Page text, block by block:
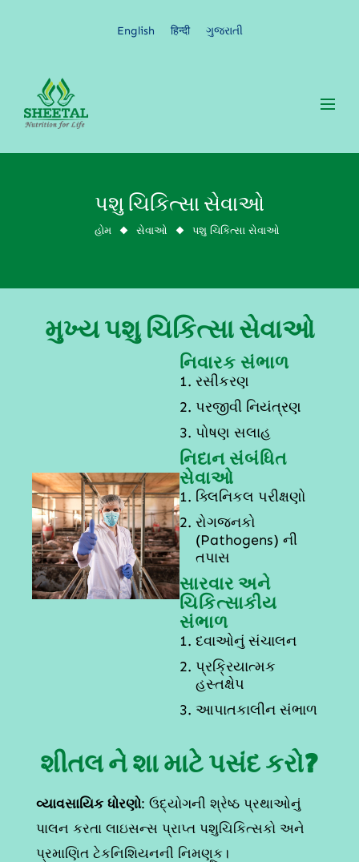
English हिन्दी ગુજરાતી
પશુ ચિકિત્સા સેવાઓ
સેવાઓ પશુ ચિકિત્સા સેવાઓ
મુખ્ય પશુ ચિકિત્સા સેવાઓ
નિવારક સંભાળ
રસીકરણ
પરજીવી નિયંત્રણ
પોષણ સલાહ
નિદાન સંબંધિત
સેવાઓ
ક્લિનિકલ પરીક્ષણો
રોગજનકો
(Pathogens) ની
તપાસ
સારવાર અને
ચિકિત્સાકીય
સંભાળ
દવાઓનું સંચાલન
પ્રક્રિયાત્મક
હસ્તક્ષેપ
આપાતકાલીન સંભાળ
શીતલ ને શા માટે પસંદ કરો?
વ્યાવસાયિક ધોરણો: ઉદ્યોગની શ્રેષ્ઠ પ્રથાઓનું
પાલન કરતા લાઇસન્સ પ્રાપ્ત પશુચિકિત્સકો અને
પ્રમાણિત ટેકનિશિયનની નિમણૂક।